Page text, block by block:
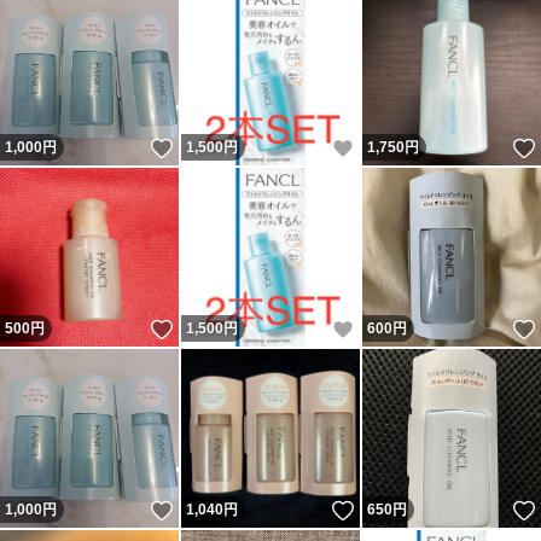
1,000円 いいね！
1,500円 いいね！
1,750円
500円 いいね！
1,500円 いいね！
600円
1,000円 いいね！
1,040円 いいね！
650円